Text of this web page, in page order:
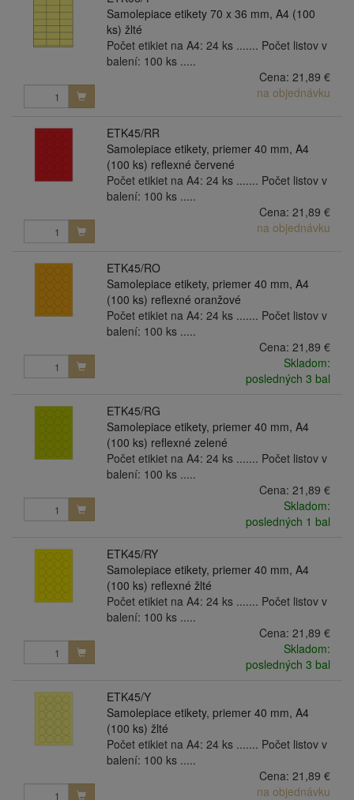
Samolepiace etikety 70 x 36 mm, A4 (100
ks) žlté
Počet etikiet na A4: 24 ks ....... Počet listov v
balení: 100 ks .....
Cena: 21,89 €
na objednávku
ETK45/RR
Samolepiace etikety, priemer 40 mm, A4
(100 ks) reflexné červené
Počet etikiet na A4: 24 ks ....... Počet listov v
balení: 100 ks .....
Cena: 21,89 €
na objednávku
ETK45/RO
Samolepiace etikety, priemer 40 mm, A4
(100 ks) reflexné oranžové
Počet etikiet na A4: 24 ks ....... Počet listov v
balení: 100 ks .....
Cena: 21,89 €
Skladom:
posledných 3 bal
ETK45/RG
Samolepiace etikety, priemer 40 mm, A4
(100 ks) reflexné zelené
Počet etikiet na A4: 24 ks ....... Počet listov v
balení: 100 ks .....
Cena: 21,89 €
Skladom:
posledných 1 bal
ETK45/RY
Samolepiace etikety, priemer 40 mm, A4
(100 ks) reflexné žlté
Počet etikiet na A4: 24 ks ....... Počet listov v
balení: 100 ks .....
Cena: 21,89 €
Skladom:
posledných 3 bal
ETK45/Y
Samolepiace etikety, priemer 40 mm, A4
(100 ks) žlté
Počet etikiet na A4: 24 ks ....... Počet listov v
balení: 100 ks .....
Cena: 21,89 €
na objednávku